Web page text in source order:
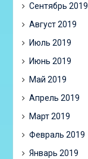
Сентябрь 2019
Август 2019
Июль 2019
Июнь 2019
Май 2019
Апрель 2019
Март 2019
Февраль 2019
Январь 2019